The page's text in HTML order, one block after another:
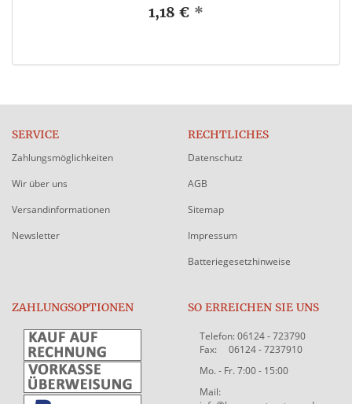
1,18 € *
SERVICE
Zahlungsmöglichkeiten
Wir über uns
Versandinformationen
Newsletter
RECHTLICHES
Datenschutz
AGB
Sitemap
Impressum
Batteriegesetzhinweise
ZAHLUNGSOPTIONEN SO ERREICHEN SIE UNS
Telefon: 06124 - 723790
Fax: 06124 - 7237910
Mo. - Fr. 7:00 - 15:00
Mail: